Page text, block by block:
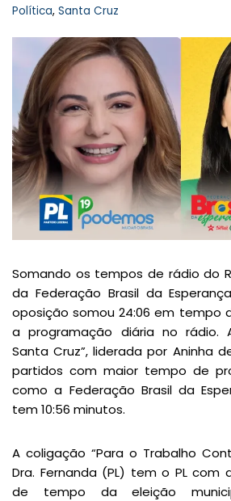
Política, Santa Cruz
Somando os tempos de rádio do
da Federação Brasil da
oposição somou 24:06 em tempo
a programação diária no rádio.
Santa Cruz”, liderada por Aninha
partidos com maior tempo de
como a Federação Brasil da
tem 10:56 minutos.
A coligação “Para o Trabalho
Dra. Fernanda (PL) tem o PL com
de tempo da eleição